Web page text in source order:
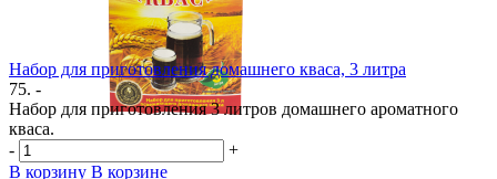
Набор для приготовления домашнего кваса, 3 литра
75. -
Набор для приготовления 3 литров домашнего ароматного
кваса.
-
+
В корзину В корзине